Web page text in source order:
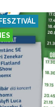
FESZTIVÁL